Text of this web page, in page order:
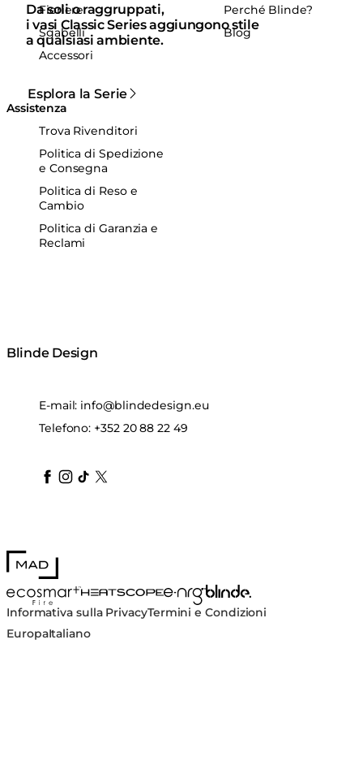
Da soli o raggruppati,
i vasi Classic Series aggiungono stile
a qualsiasi ambiente.
Esplora la Serie
Fioriere
Sgabelli
Accessori
Perché Blinde?
Blog
Assistenza
Trova Rivenditori
Politica di Spedizione
e Consegna
Politica di Reso e
Cambio
Politica di Garanzia e
Reclami
Blinde Design
E-mail: info@blindedesign.eu
Telefono: +352 20 88 22 49
blindedesign
blindedesign
blindedesign
blinde-design
blindedesign
MAD Design
EcoSmart FireHEATSCOPE® Heaters
e-NRG Bioethanol
Blinde Design
Informativa sulla PrivacyTermini e Condizioni
EuropaItaliano